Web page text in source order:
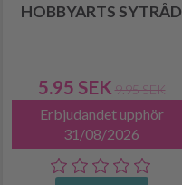
HOBBYARTS SYTRÅD
5.95 SEK 9.95 SEK
Erbjudandet upphör
31/08/2026